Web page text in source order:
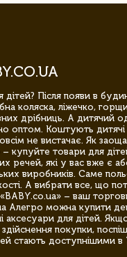
Після появи в
коляска, ліжечко,
дрібниць. А дитячий
оптом. Коштують
не вистачає. Як
купуйте товари для
речей, які у вас вже є
виробників. Саме
А вибрати все, що
– ваш
Алегро можна купити
аксесуари для дітей.
покупки,
стають доступнішими в